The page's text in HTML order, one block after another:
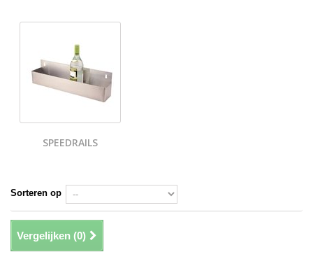
SPEEDRAILS
Sorteren op
Vergelijken (0)